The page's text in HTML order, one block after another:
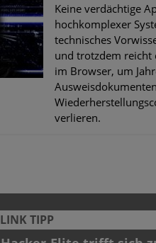
Keine verdächtige
hochkomplexer
technisches
und trotzdem reicht
im Browser, um
verlieren.
LINK TIPP